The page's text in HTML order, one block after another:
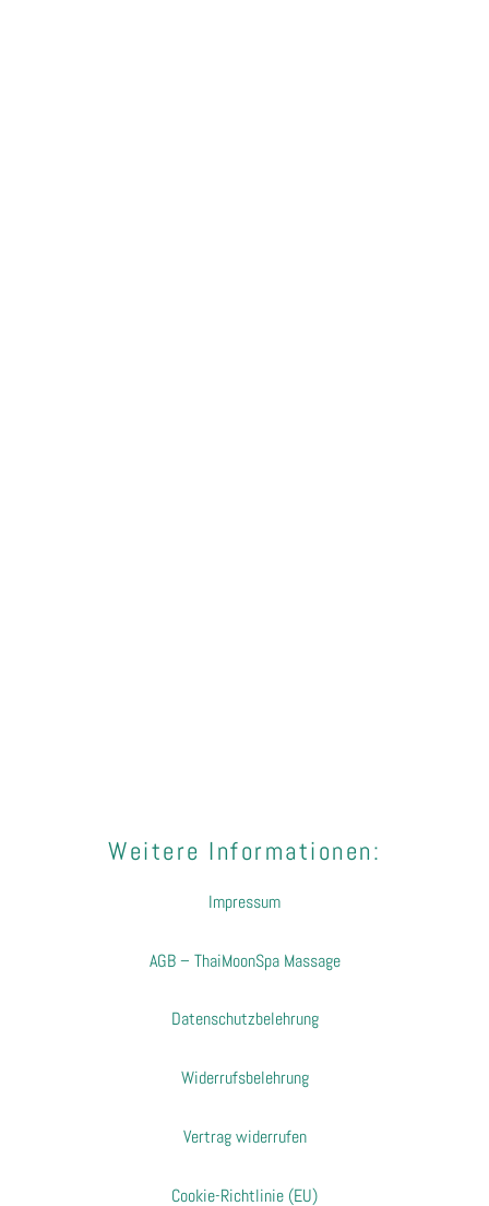
Weitere Informationen:
Impressum
AGB – ThaiMoonSpa Massage
Datenschutzbelehrung
Widerrufsbelehrung
Vertrag widerrufen
Cookie-Richtlinie (EU)